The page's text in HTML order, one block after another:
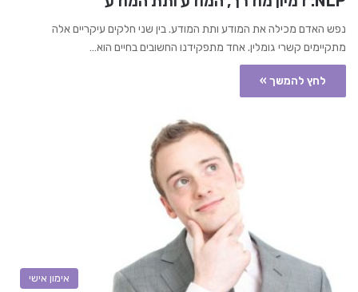
נפש האדם מכילה את המודע ותת המודע. בין שני חלקים עיקריים אלה
מתקיימים קשרי גומלין. אחד מתפקידנו החשובים בחיים הוא…
לחץ להמשך »
אימון אישי